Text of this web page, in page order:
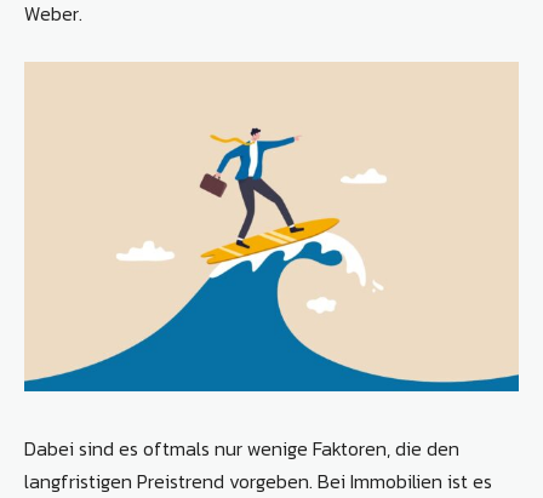
Weber.
Dabei sind es oftmals nur wenige Faktoren, die den
langfristigen Preistrend vorgeben. Bei Immobilien ist es